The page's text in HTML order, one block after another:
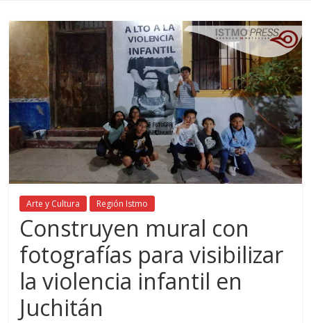
Pescadores y comuneros ikoots detienen la extracción ilegal de
material pétreo de gravera Oyamel
Arte y Cultura Región Istmo
Construyen mural con
fotografías para visibilizar
la violencia infantil en
Juchitán